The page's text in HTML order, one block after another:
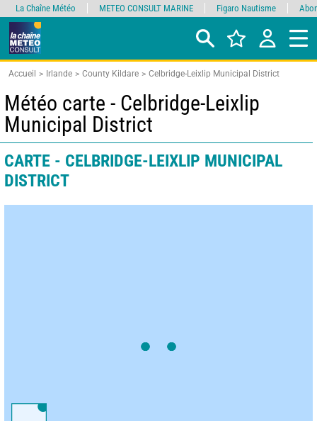
Accueil Irlande County Kildare Celbridge-Leixlip Municipal District
Météo carte - Celbridge-Leixlip
Municipal District
CARTE - CELBRIDGE-LEIXLIP MUNICIPAL
DISTRICT
La Chaîne Météo METEO CONSULT MARINE Figaro Nautisme